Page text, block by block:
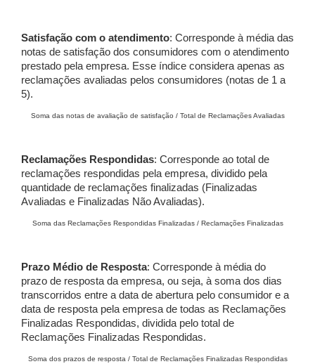
Satisfação com o atendimento: Corresponde à média das
notas de satisfação dos consumidores com o atendimento
prestado pela empresa. Esse índice considera apenas as
reclamações avaliadas pelos consumidores (notas de 1 a
5).
Soma das notas de avaliação de satisfação / Total de Reclamações Avaliadas
Reclamações Respondidas: Corresponde ao total de
reclamações respondidas pela empresa, dividido pela
quantidade de reclamações finalizadas (Finalizadas
Avaliadas e Finalizadas Não Avaliadas).
Soma das Reclamações Respondidas Finalizadas / Reclamações Finalizadas
Prazo Médio de Resposta: Corresponde à média do
prazo de resposta da empresa, ou seja, à soma dos dias
transcorridos entre a data de abertura pelo consumidor e a
data de resposta pela empresa de todas as Reclamações
Finalizadas Respondidas, dividida pelo total de
Reclamações Finalizadas Respondidas.
Soma dos prazos de resposta / Total de Reclamações Finalizadas Respondidas